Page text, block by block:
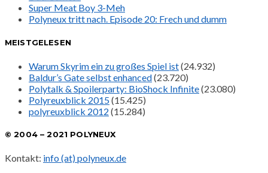
Super Meat Boy 3-Meh
Polyneux tritt nach. Episode 20: Frech und dumm
MEISTGELESEN
Warum Skyrim ein zu großes Spiel ist(24.932)
Baldur’s Gate selbst enhanced(23.720)
Polytalk & Spoilerparty: BioShock Infinite(23.080)
Polyreuxblick 2015(15.425)
polyreuxblick 2012 (15.284)
© 2004 – 2021 POLYNEUX
Kontakt: info (at) polyneux.de